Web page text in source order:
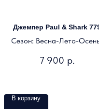
Джемпер Paul & Shark
Сезон: Весна-Лето-
Цвет: черный
7 900 р.
В корзину